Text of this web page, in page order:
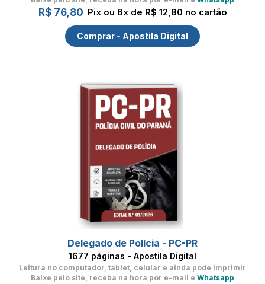
R$ 76,80 Pix ou 6x de R$ 12,80 no cartão
Comprar - Apostila Digital
Delegado de Polícia - PC-PR
1677 páginas - Apostila Digital
Leitura no computador, tablet, celular e ainda pode imprimir
Baixe pelo site, receba na hora por e-mail e Whatsapp